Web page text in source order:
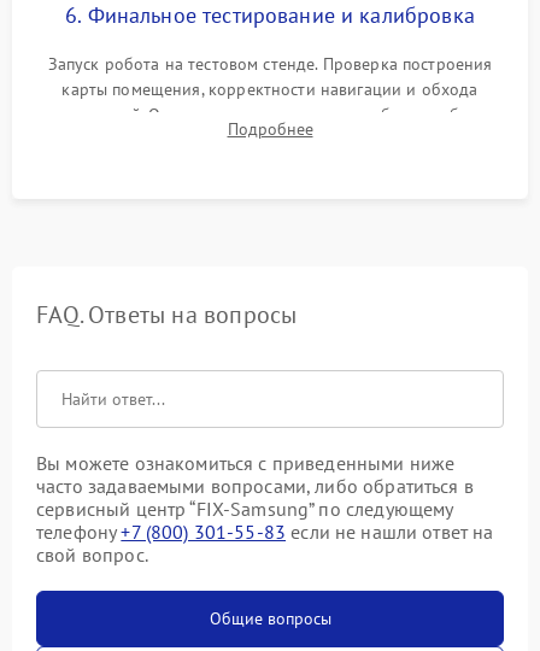
6. Финальное тестирование и калибровка
Запуск робота на тестовом стенде. Проверка построения
карты помещения, корректности навигации и обхода
препятствий. Оценка силы всасывания и работы турбины.
Тестирование автоматического возврата на док-станцию и
Подробнее
FAQ. Ответы на вопросы
Вы можете ознакомиться с приведенными ниже
часто задаваемыми вопросами, либо обратиться в
сервисный центр “FIX-Samsung” по следующему
телефону+7 (800) 301-55-83 если не нашли ответ на
свой вопрос.
Общие вопросы